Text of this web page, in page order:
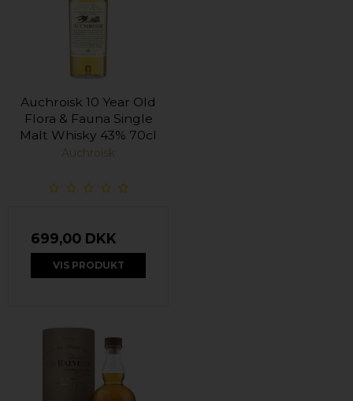
Auchroisk 10 Year Old
Flora & Fauna Single
Malt Whisky 43% 70cl
Auchroisk
699,00 DKK
VIS PRODUKT